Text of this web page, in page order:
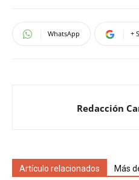
WhatsApp +
Redacción
Artículo relacionados Más